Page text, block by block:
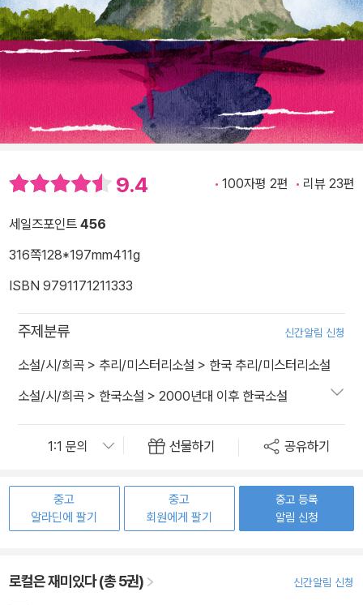
9.4 100자평 2편 리뷰 23편
세일즈포인트 456
316쪽128*197mm411g
ISBN 9791171211333
주제분류 신간알림 신청
소설/시/희곡 > 추리/미스터리소설 > 한국 추리/미스터리소설
소설/시/희곡 > 한국소설 > 2000년대 이후 한국소설
선물하기 공유하기
중고
알라딘에 팔기
중고
회원에게 팔기
중고 등록
알림 신청
로컬은 재미있다 (총 5권) 신간알림 신청